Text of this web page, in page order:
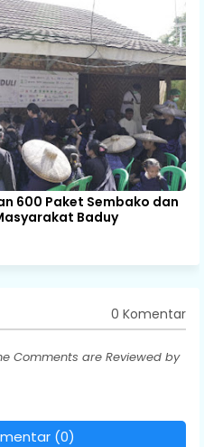
600 Paket Sembako dan
Baduy
0 Komentar
Comments are Reviewed by
(0)